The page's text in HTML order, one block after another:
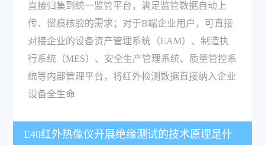
直接归集到统一监管平台，满足监管数据自动上
传、留痕核验的需求；对于B端企业用户，可直接
对接企业的设备资产管理系统（EAM）、制造执
行系统（MES）、安全生产管理系统、质量管控系
统等内部管理平台，将红外检测数据直接纳入企业
设备全生命
E40红外热像仪开展绝缘测试的技术原理是什